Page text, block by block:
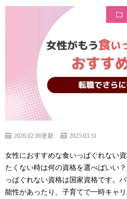
2026.02.06更新 2025.03.31
女性におすすめな食いっぱぐれない
たくない時は何の資格を選べばいい
っぱぐれない資格は国家資格です。
能性があったり、子育てで一時キャ